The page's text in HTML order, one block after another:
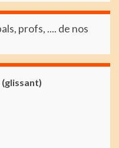
profs, .... de nos